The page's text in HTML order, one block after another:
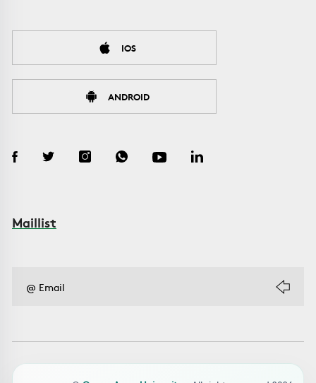
IOS
ANDROID
Maillist